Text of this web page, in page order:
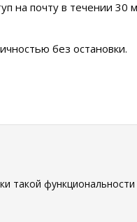
на почту в течении
без остановки.
такой функциональности